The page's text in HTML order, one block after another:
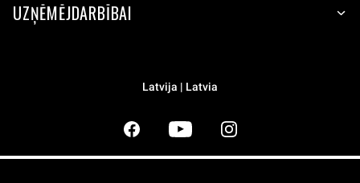
UZŅĒMĒJDARBĪBAI
Latvija | Latvia